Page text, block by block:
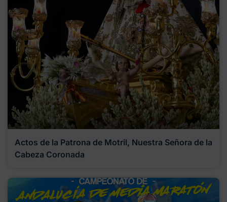
Actos de la Patrona de Motril, Nuestra Señora de la
Cabeza Coronada